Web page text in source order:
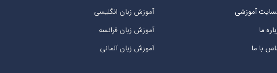
آموزشی
ما
با ما
آموزش زبان انگلیسی
آموزش زبان فرانسه
آموزش زبان آلمانی